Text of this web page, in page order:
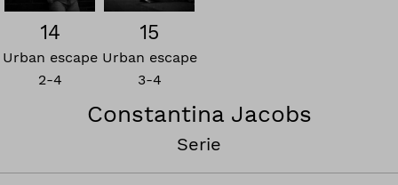
14
Urban escape
2-4
15
Urban escape
3-4
Constantina Jacobs
Serie